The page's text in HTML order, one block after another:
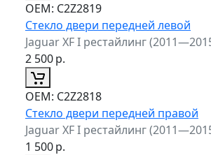
ОЕМ: C2Z2819
Стекло двери передней левой
Jaguar XF I рестайлинг
2 500р.
ОЕМ: C2Z2818
Стекло двери передней правой
Jaguar XF I рестайлинг
1 500р.